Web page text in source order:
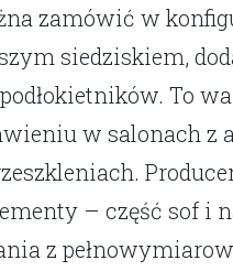
zamówić w
siedziskiem,
podłokietników. To
w salonach z
– część sof i
z